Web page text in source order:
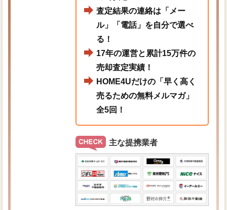
査定結果の連絡は「メー
ル」「電話」を自分で選べ
る！
17年の運営と累計15万件の
売却査定実績！
HOME4Uだけの「早く高く
売るための無料メルマガ」
全5回！
主な提携業者